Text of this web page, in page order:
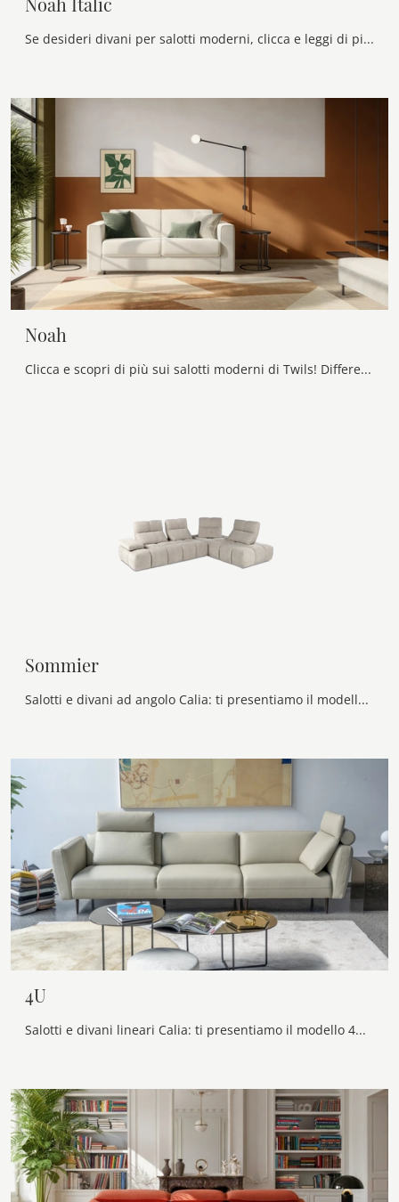
Se desideri divani per salotti moderni, clicca e leggi di più sul modello Noah Italic in tessuto del marchio Twils.
Noah
Clicca e scopri di più sui salotti moderni di Twils! Differenti modelli di divani, come Noah, ti aspettano.
Sommier
Salotti e divani ad angolo Calia: ti presentiamo il modello Sommier in tessuto per arricchire il soggiorno.
4U
Salotti e divani lineari Calia: ti presentiamo il modello 4U in pelle per arricchire la zona giorno.